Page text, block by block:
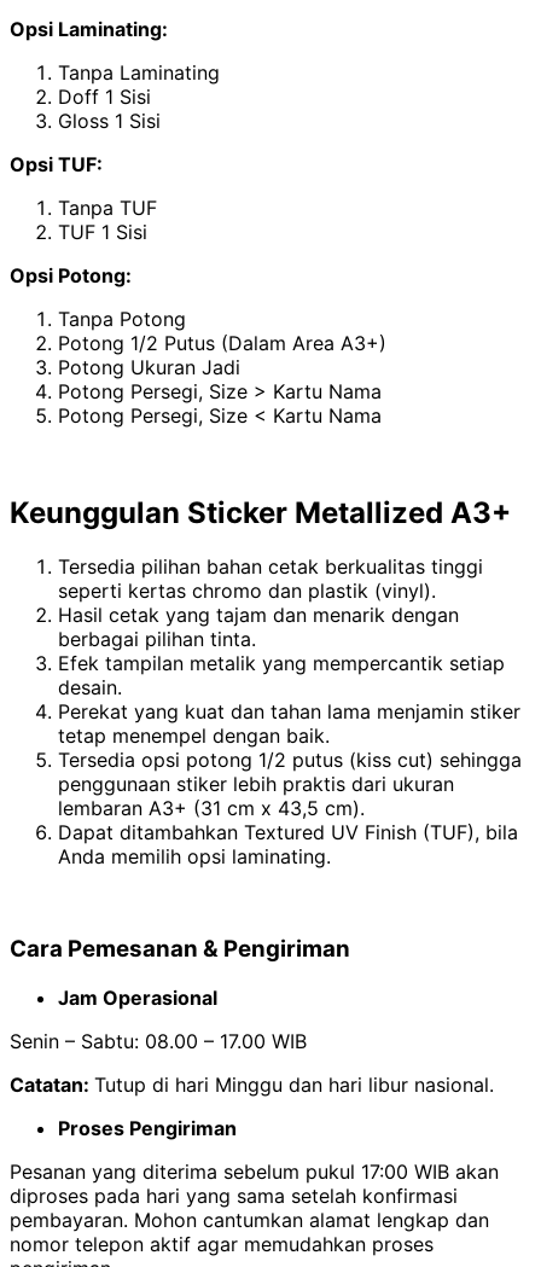
Opsi Laminating:
Tanpa Laminating
Doff 1 Sisi
Gloss 1 Sisi
Opsi TUF:
Tanpa TUF
TUF 1 Sisi
Opsi Potong:
Tanpa Potong
Potong 1/2 Putus (Dalam Area A3+)
Potong Ukuran Jadi
Potong Persegi, Size > Kartu Nama
Potong Persegi, Size < Kartu Nama
Keunggulan Sticker Metallized A3+
Tersedia pilihan bahan cetak berkualitas tinggi
seperti kertas chromo dan plastik (vinyl).
Hasil cetak yang tajam dan menarik dengan
berbagai pilihan tinta.
Efek tampilan metalik yang mempercantik setiap
desain.
Perekat yang kuat dan tahan lama menjamin stiker
tetap menempel dengan baik.
Tersedia opsi potong 1/2 putus (kiss cut) sehingga
penggunaan stiker lebih praktis dari ukuran
lembaran A3+ (31 cm x 43,5 cm).
Dapat ditambahkan Textured UV Finish (TUF), bila
Anda memilih opsi laminating.
Cara Pemesanan & Pengiriman
Jam Operasional
Senin – Sabtu: 08.00 – 17.00 WIB
Catatan: Tutup di hari Minggu dan hari libur nasional.
Proses Pengiriman
Pesanan yang diterima sebelum pukul 17:00 WIB akan
diproses pada hari yang sama setelah konfirmasi
pembayaran. Mohon cantumkan alamat lengkap dan
nomor telepon aktif agar memudahkan proses